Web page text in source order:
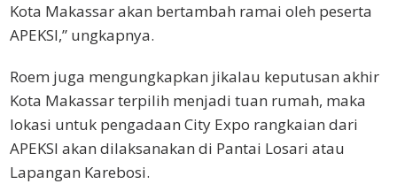
Kota Makassar akan bertambah ramai oleh peserta
APEKSI,” ungkapnya.
Roem juga mengungkapkan jikalau keputusan akhir
Kota Makassar terpilih menjadi tuan rumah, maka
lokasi untuk pengadaan City Expo rangkaian dari
APEKSI akan dilaksanakan di Pantai Losari atau
Lapangan Karebosi.